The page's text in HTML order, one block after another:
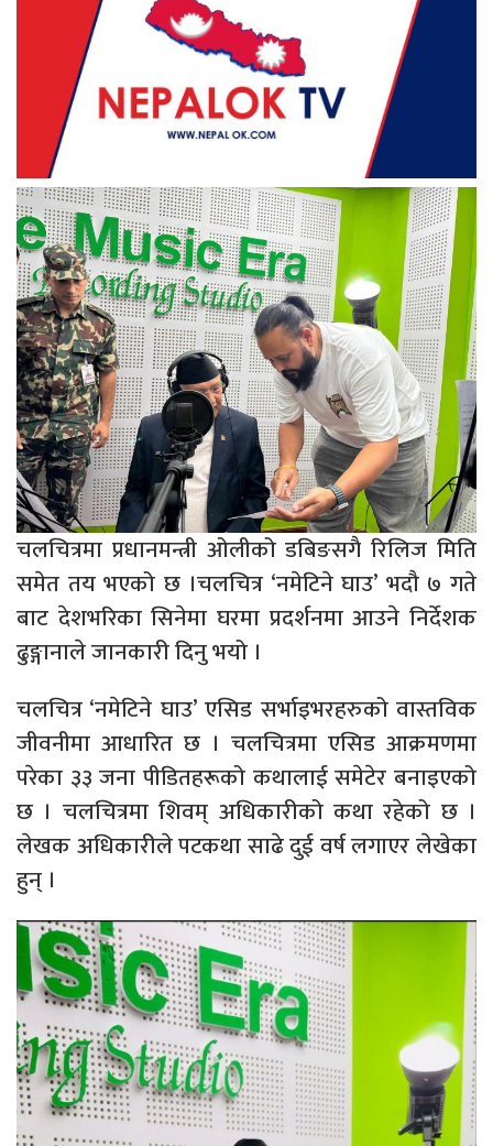
चलचित्रमा प्रधानमन्त्री ओलीको डबिङसगै रिलिज मिति
समेत तय भएको छ ।चलचित्र ‘नमेटिने घाउ’ भदौ ७ गते
बाट देशभरिका सिनेमा घरमा प्रदर्शनमा आउने निर्देशक
ढुङ्गानाले जानकारी दिनु भयो ।
चलचित्र ‘नमेटिने घाउ’ एसिड सर्भाइभरहरुको वास्तविक
जीवनीमा आधारित छ । चलचित्रमा एसिड आक्रमणमा
परेका ३३ जना पीडितहरूको कथालाई समेटेर बनाइएको
छ । चलचित्रमा शिवम् अधिकारीको कथा रहेको छ ।
लेखक अधिकारीले पटकथा साढे दुई वर्ष लगाएर लेखेका
हुन् ।